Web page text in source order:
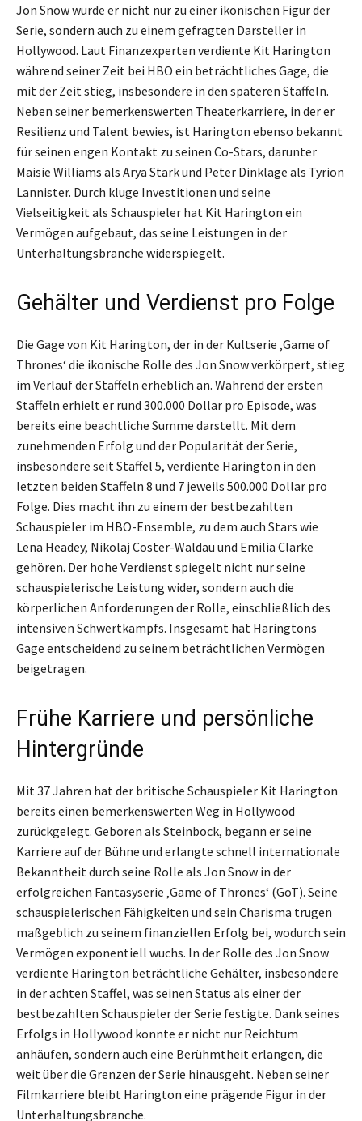
Jon Snow wurde er nicht nur zu einer ikonischen Figur der
Serie, sondern auch zu einem gefragten Darsteller in
Hollywood. Laut Finanzexperten verdiente Kit Harington
während seiner Zeit bei HBO ein beträchtliches Gage, die
mit der Zeit stieg, insbesondere in den späteren Staffeln.
Neben seiner bemerkenswerten Theaterkarriere, in der er
Resilienz und Talent bewies, ist Harington ebenso bekannt
für seinen engen Kontakt zu seinen Co-Stars, darunter
Maisie Williams als Arya Stark und Peter Dinklage als Tyrion
Lannister. Durch kluge Investitionen und seine
Vielseitigkeit als Schauspieler hat Kit Harington ein
Vermögen aufgebaut, das seine Leistungen in der
Unterhaltungsbranche widerspiegelt.
Gehälter und Verdienst pro Folge
Die Gage von Kit Harington, der in der Kultserie ‚Game of
Thrones‘ die ikonische Rolle des Jon Snow verkörpert, stieg
im Verlauf der Staffeln erheblich an. Während der ersten
Staffeln erhielt er rund 300.000 Dollar pro Episode, was
bereits eine beachtliche Summe darstellt. Mit dem
zunehmenden Erfolg und der Popularität der Serie,
insbesondere seit Staffel 5, verdiente Harington in den
letzten beiden Staffeln 8 und 7 jeweils 500.000 Dollar pro
Folge. Dies macht ihn zu einem der bestbezahlten
Schauspieler im HBO-Ensemble, zu dem auch Stars wie
Lena Headey, Nikolaj Coster-Waldau und Emilia Clarke
gehören. Der hohe Verdienst spiegelt nicht nur seine
schauspielerische Leistung wider, sondern auch die
körperlichen Anforderungen der Rolle, einschließlich des
intensiven Schwertkampfs. Insgesamt hat Haringtons
Gage entscheidend zu seinem beträchtlichen Vermögen
beigetragen.
Frühe Karriere und persönliche
Hintergründe
Mit 37 Jahren hat der britische Schauspieler Kit Harington
bereits einen bemerkenswerten Weg in Hollywood
zurückgelegt. Geboren als Steinbock, begann er seine
Karriere auf der Bühne und erlangte schnell internationale
Bekanntheit durch seine Rolle als Jon Snow in der
erfolgreichen Fantasyserie ‚Game of Thrones‘ (GoT). Seine
schauspielerischen Fähigkeiten und sein Charisma trugen
maßgeblich zu seinem finanziellen Erfolg bei, wodurch sein
Vermögen exponentiell wuchs. In der Rolle des Jon Snow
verdiente Harington beträchtliche Gehälter, insbesondere
in der achten Staffel, was seinen Status als einer der
bestbezahlten Schauspieler der Serie festigte. Dank seines
Erfolgs in Hollywood konnte er nicht nur Reichtum
anhäufen, sondern auch eine Berühmtheit erlangen, die
weit über die Grenzen der Serie hinausgeht. Neben seiner
Filmkarriere bleibt Harington eine prägende Figur in der
Unterhaltungsbranche.